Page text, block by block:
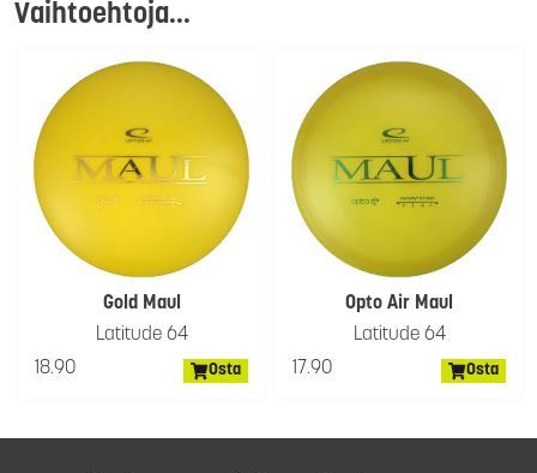
Vaihtoehtoja...
Gold Maul
Latitude 64
18.90
Osta
Opto Air Maul
Latitude 64
17.90
Osta